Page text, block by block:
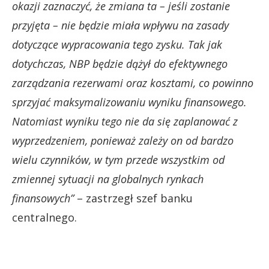
okazji zaznaczyć, że zmiana ta – jeśli zostanie
przyjęta – nie będzie miała wpływu na zasady
dotyczące wypracowania tego zysku. Tak jak
dotychczas, NBP będzie dążył do efektywnego
zarządzania rezerwami oraz kosztami, co powinno
sprzyjać maksymalizowaniu wyniku finansowego.
Natomiast wyniku tego nie da się zaplanować z
wyprzedzeniem, ponieważ zależy on od bardzo
wielu czynników, w tym przede wszystkim od
zmiennej sytuacji na globalnych rynkach
finansowych”– zastrzegł szef banku
centralnego.